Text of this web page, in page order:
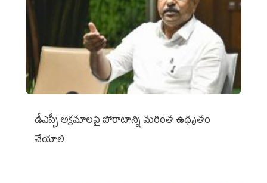
డీఎస్సీ అక్రమాలపై పోరాటాన్ని మరింత ఉధృతం
చేయాలి